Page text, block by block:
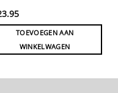
TOEVOEGEN AAN
WINKELWAGEN